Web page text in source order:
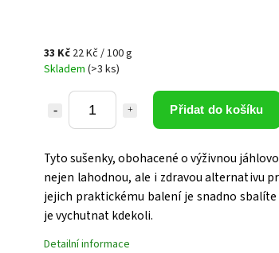
33 Kč 22 Kč / 100 g
Skladem (>3 ks)
Přidat do košíku
Tyto sušenky, obohacené o výživnou
nejen lahodnou, ale i zdravou alternativu
jejich praktickému balení je snadno
je vychutnat kdekoli.
Detailní informace